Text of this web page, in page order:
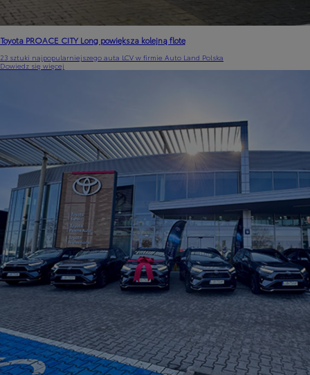
Toyota PROACE CITY Long powiększa kolejną flotę
23 sztuki najpopularniejszego auta LCV w firmie Auto Land Polska
Dowiedz się więcej